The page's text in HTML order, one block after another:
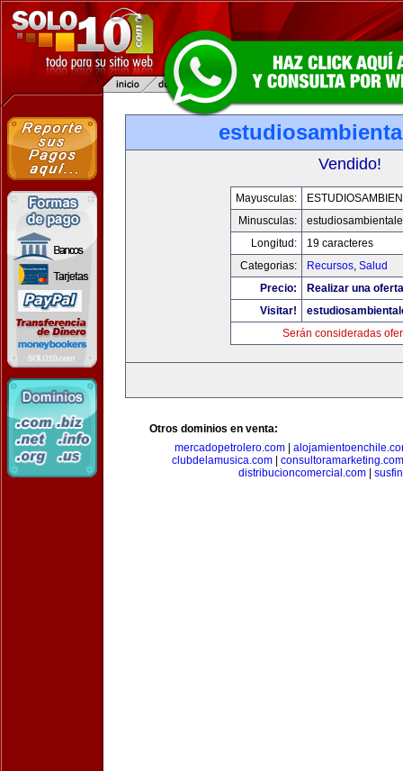
Vendido!
Mayusculas:
Minusculas:
Longitud:
19 caracteres
Categorias:
Recursos, Salud
Precio:
Realizar una
Visitar!
Serán consideradas
Otros dominios en venta:
mercadopetrolero.com|
clubdelamusica.com
consultoramarketing.com
distribucioncomercial.com